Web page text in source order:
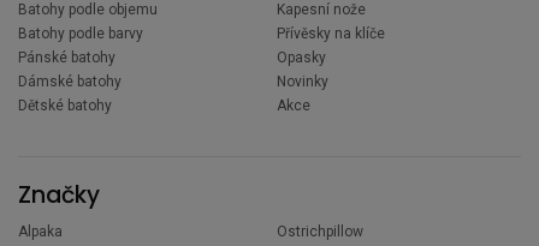
Batohy podle objemu
Batohy podle barvy
Pánské batohy
Dámské batohy
Dětské batohy
Kapesní nože
Přívěsky na klíče
Opasky
Novinky
Akce
Značky
Alpaka
Ostrichpillow